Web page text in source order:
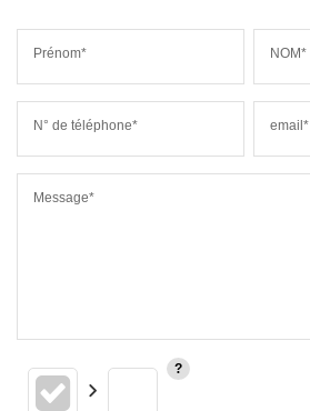
Prénom* NOM*
N° de téléphone* email*
Message*